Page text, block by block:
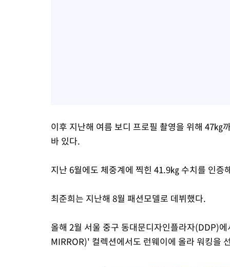
이후 지난해 여름 보디 프로필 촬영을 위해 47㎏
바 있다.
지난 6월에도 체중계에 찍힌 41.9㎏ 수치를 인
최준희는 지난해 8월 패션모델로 데뷔했다.
올해 2월 서울 중구 동대문디자인플라자(DDP)
MIRROR)' 컬렉션에서도 런웨이에 올라 워킹을